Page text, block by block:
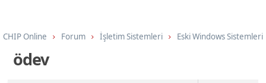
CHIP Online Forum İşletim Sistemleri Eski Windows Sistemleri
ödev